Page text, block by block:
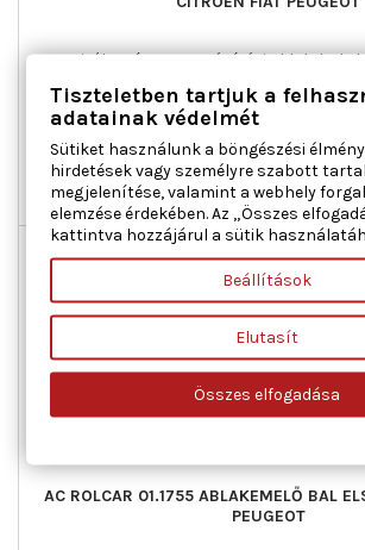
Ajtók száma : 5, Beépítési oldal : bal
cikk/kiegészítő info : Villanymotor nélkül,
elektromos, Páros cikkszám :
Ár
49 037 Ft
ár
 Kosárba Bővebben
Utolsó tételek a
AC ROLCAR 01.1755 ABLAKEMELŐ BAL
PEUGEOT
Tiszteletben tartjuk a
adatainak védelmét
Sütiket használunk a böngészési
hirdetések vagy személyre szabott
megjelenítése, valamint a webhely
elemzése érdekében. Az „Összes
kattintva hozzájárul a sütik
Beállítások
Elutasít
Összes elfogadása